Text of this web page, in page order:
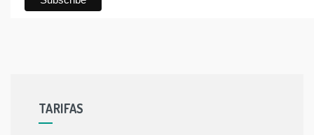
TARIFAS